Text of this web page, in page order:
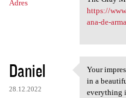
Adres
https://
ana-de-
Daniel
28.12.2022
Your
Your
in a
everything